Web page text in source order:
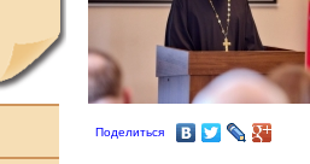
Поделиться